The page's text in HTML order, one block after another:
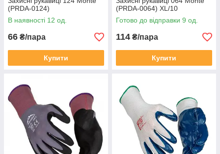
(PRDA-0124)
В наявності 12 од.
66 ₴/пара
Купити
(PRDA-0064) XL/10
Готово до відправки 9 од.
114 ₴/пара
Купити